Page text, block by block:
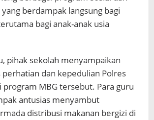
berdampak langsung bagi
bagi anak-anak usia
pihak sekolah menyampaikan
perhatian dan kepedulian Polres
program MBG tersebut. Para guru
antusias menyambut
distribusi makanan bergizi di